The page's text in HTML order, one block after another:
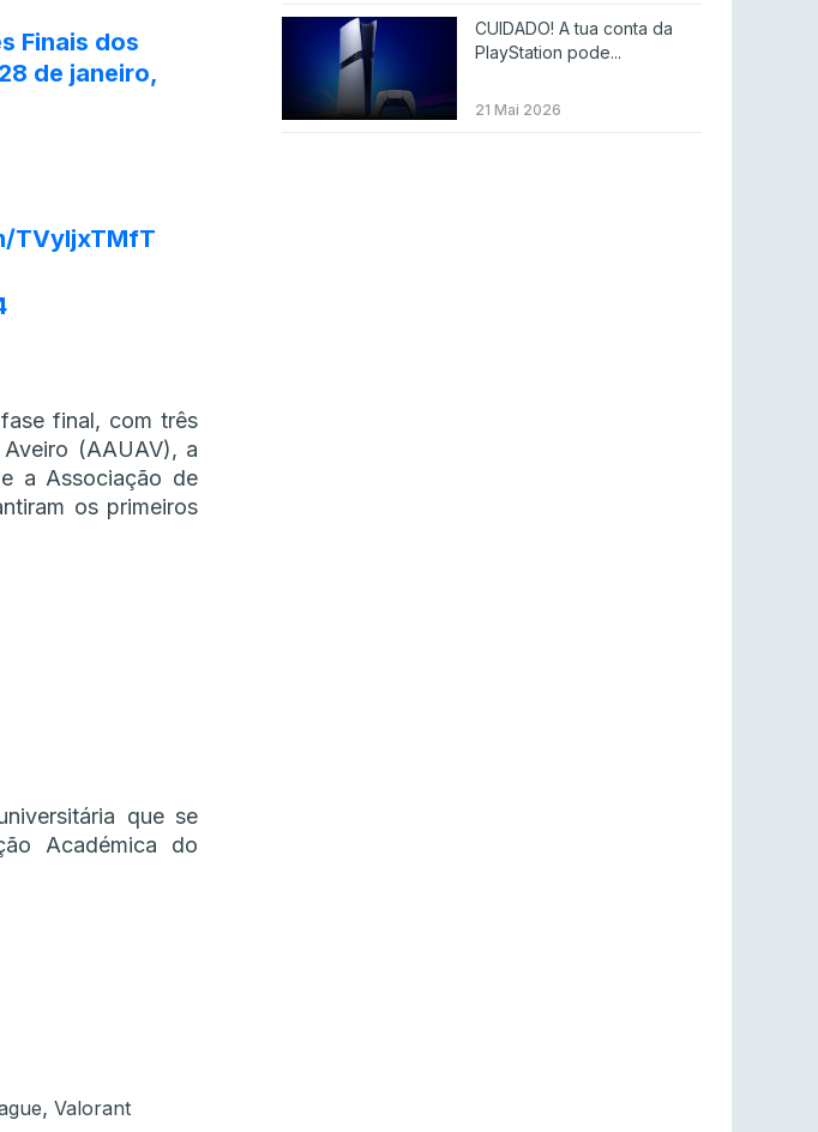
Finais dos
de janeiro,
TVyIjxTMfT
final, com três
(AAUAV), a
a Associação de
os primeiros
que se
Académica do
, Valorant
COUNTER-STRIKE 1 ago 2026
Betclic renova parceria com a RTP Arena para
a época 2026/27
CUIDADO! A tua conta da
PlayStation pode...
21 Mai 2026